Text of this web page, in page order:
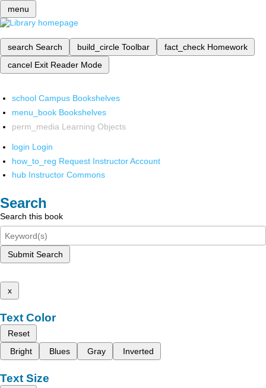
menu
search Search build_circle Toolbar fact_check Homework
cancel Exit Reader Mode
school Campus Bookshelves
menu_book Bookshelves
perm_media Learning Objects
login Login
how_to_reg Request Instructor Account
hub Instructor Commons
Search
Search this book
Submit Search
x
Text Color
Reset
Bright
Blues Gray Inverted
Text Size